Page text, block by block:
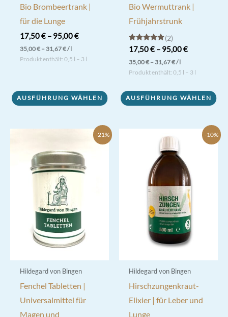
Bio Brombeertrank |
für die Lunge
17,50€– 95,00€
35,00€–31,67€/l
Produkt enthält: 0,5 l – 3 l
AUSFÜHRUNG WÄHLEN
weist
Varianten
Optionen
können
Produktseite
gewählt
Bio Wermuttrank |
Frühjahrstrunk
Bewertet mit
5.00
von 5
2
17,50€– 95,00€
35,00€–31,67€/l
Produkt enthält: 0,5 l – 3 l
AUSFÜHRUNG WÄHLEN
Produkt
mehrere
Varianten
Optionen
Produktseite
werden
-21%
Hildegard von Bingen
Fenchel Tabletten |
Universalmittel für
Magen und
-10%
Hildegard von Bingen
Hirschzungenkraut-
Elixier | für Leber und
Lunge